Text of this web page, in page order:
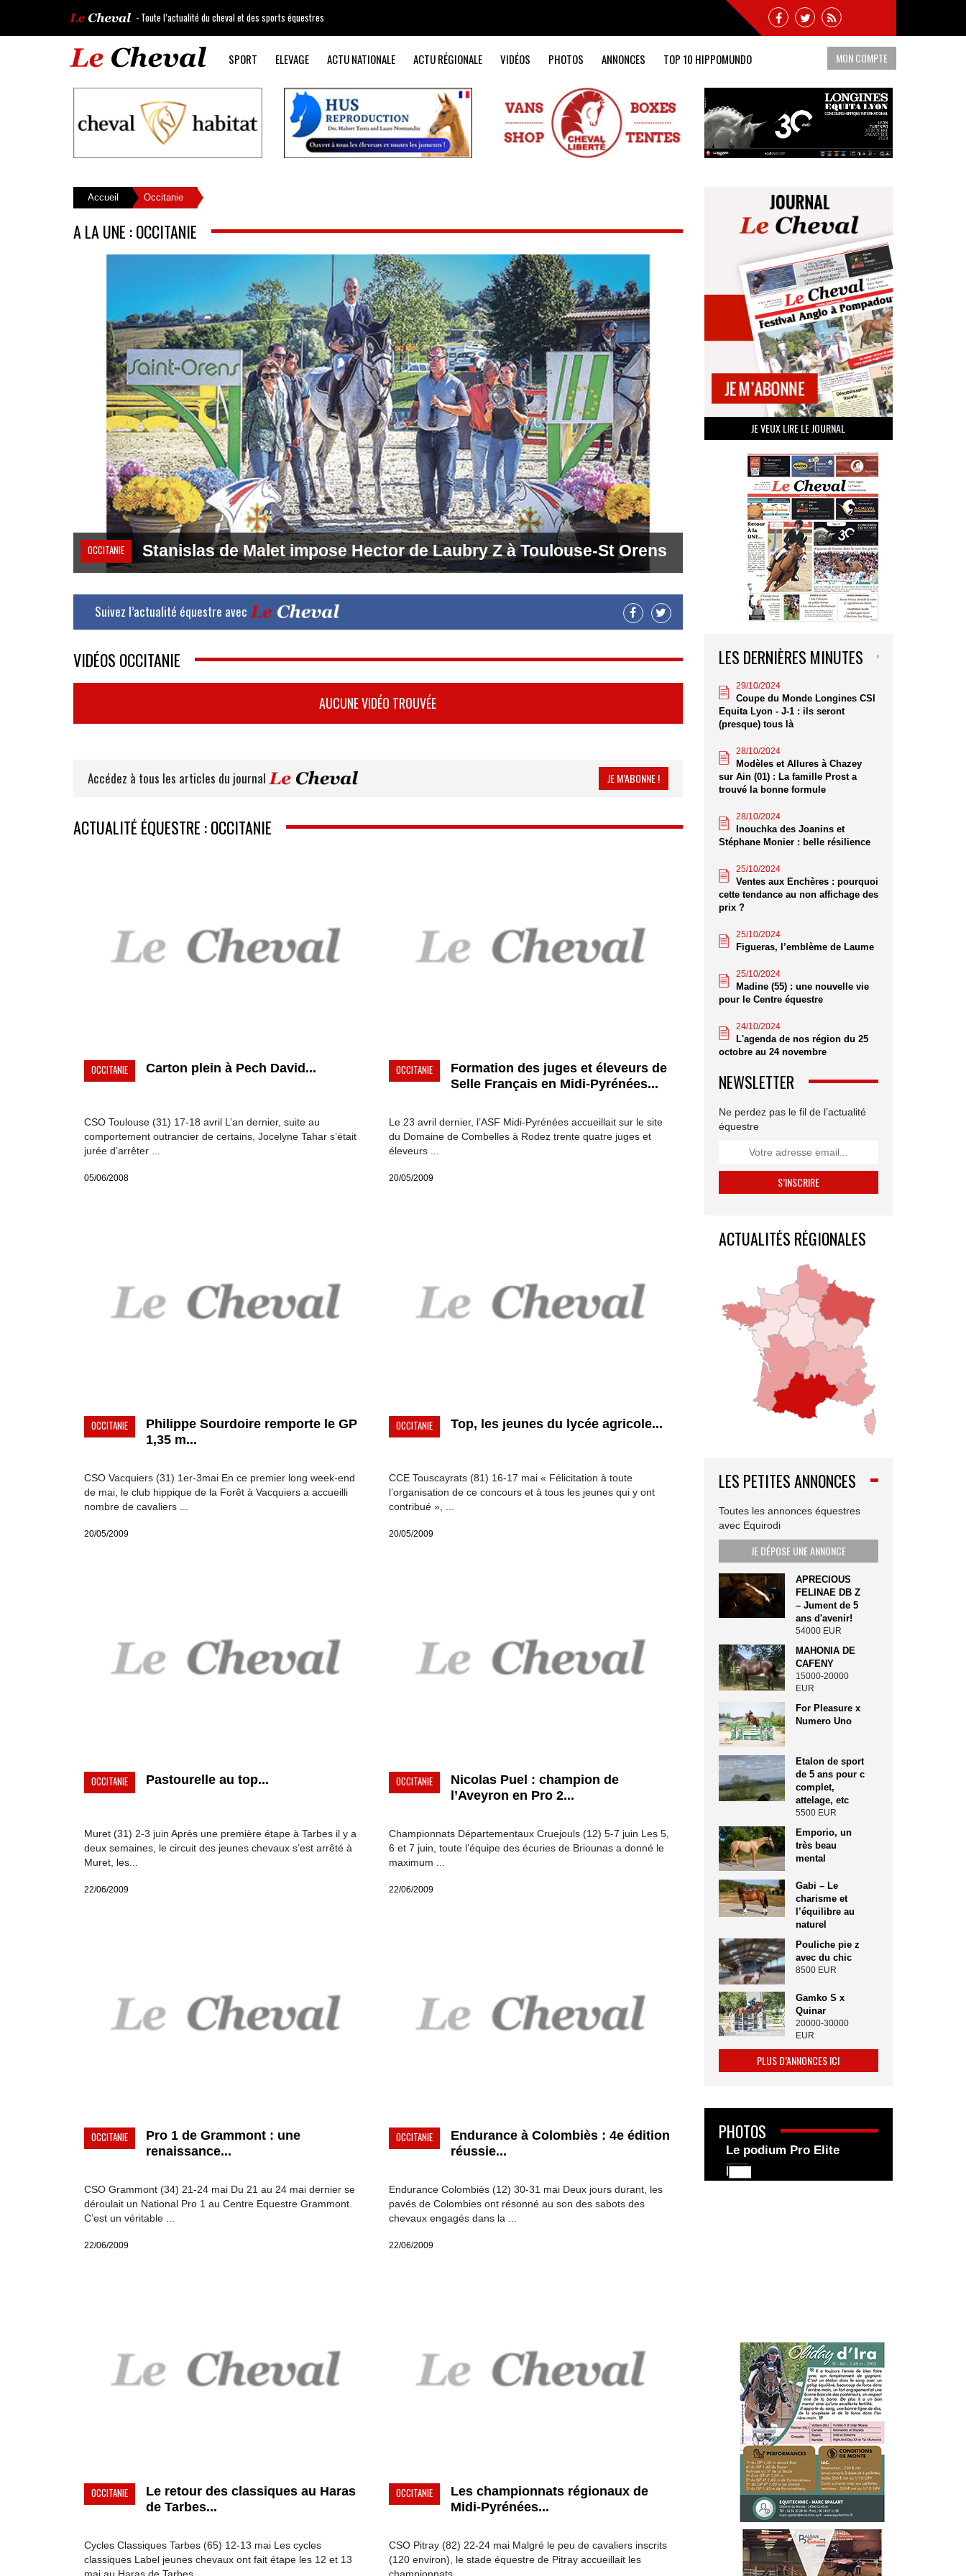
- Toute l’actualité du cheval et des sports équestres
SPORT ELEVAGE ACTU NATIONALE ACTU RÉGIONALE VIDÉOS PHOTOS ANNONCES TOP 10 HIPPOMUNDO MON COMPTE
Accueil Occitanie
A LA UNE : OCCITANIE
OCCITANIE Stanislas de Malet impose Hector de Laubry Z à Toulouse-St Orens
Suivez l’actualité équestre avec
VIDÉOS OCCITANIE
AUCUNE VIDÉO TROUVÉE
Accédez à tous les articles du journal JE M’ABONNE !
ACTUALITÉ ÉQUESTRE : OCCITANIE
OCCITANIE Carton plein à Pech David...
CSO Toulouse (31) 17-18 avril L’an dernier, suite au
comportement outrancier de certains, Jocelyne Tahar s’était
jurée d’arrêter ...
05/06/2008
OCCITANIE
Formation des juges et éleveurs de
Selle Français en Midi-Pyrénées...
Le 23 avril dernier, l’ASF Midi-Pyrénées accueillait sur le site
du Domaine de Combelles à Rodez trente quatre juges et
éleveurs ...
20/05/2009
OCCITANIE
Philippe Sourdoire remporte le GP
1,35 m...
CSO Vacquiers (31) 1er-3mai En ce premier long week-end
de mai, le club hippique de la Forêt à Vacquiers a accueilli
nombre de cavaliers ...
20/05/2009
OCCITANIE Top, les jeunes du lycée agricole...
CCE Touscayrats (81) 16-17 mai « Félicitation à toute
l’organisation de ce concours et à tous les jeunes qui y ont
contribué », ...
20/05/2009
OCCITANIE Pastourelle au top...
Muret (31) 2-3 juin Après une première étape à Tarbes il y a
deux semaines, le circuit des jeunes chevaux s’est arrêté à
Muret, les...
22/06/2009
OCCITANIE
Nicolas Puel : champion de
l’Aveyron en Pro 2...
Championnats Départementaux Cruejouls (12) 5-7 juin Les 5,
6 et 7 juin, toute l’équipe des écuries de Briounas a donné le
maximum ...
22/06/2009
OCCITANIE
Pro 1 de Grammont : une
renaissance...
CSO Grammont (34) 21-24 mai Du 21 au 24 mai dernier se
déroulait un National Pro 1 au Centre Equestre Grammont.
C’est un véritable ...
22/06/2009
OCCITANIE
Endurance à Colombiès : 4e édition
réussie...
Endurance Colombiès (12) 30-31 mai Deux jours durant, les
pavés de Colombies ont résonné au son des sabots des
chevaux engagés dans la ...
22/06/2009
OCCITANIE
Le retour des classiques au Haras
de Tarbes...
Cycles Classiques Tarbes (65) 12-13 mai Les cycles
classiques Label jeunes chevaux ont fait étape les 12 et 13
OCCITANIE
Les championnats régionaux de
Midi-Pyrénées...
CSO Pitray (82) 22-24 mai Malgré le peu de cavaliers inscrits
(120 environ), le stade équestre de Pitray accueillait les
JE VEUX LIRE LE JOURNAL
LES DERNIÈRES MINUTES
29/10/2024
Coupe du Monde Longines CSI
Equita Lyon - J-1 : ils seront
(presque) tous là
28/10/2024
Modèles et Allures à Chazey
sur Ain (01) : La famille Prost a
trouvé la bonne formule
28/10/2024
Inouchka des Joanins et
Stéphane Monier : belle résilience
25/10/2024
Ventes aux Enchères : pourquoi
cette tendance au non affichage des
prix ?
25/10/2024
Figueras, l’emblème de Laume
25/10/2024
Madine (55) : une nouvelle vie
pour le Centre équestre
24/10/2024
L'agenda de nos région du 25
octobre au 24 novembre
NEWSLETTER
Ne perdez pas le fil de l’actualité
équestre
ACTUALITÉS RÉGIONALES
LES PETITES ANNONCES
Toutes les annonces équestres
avec Equirodi
JE DÉPOSE UNE ANNONCE
APRECIOUS
FELINAE DB Z
– Jument de 5
ans d'avenir!
54000 EUR
MAHONIA DE
CAFENY
15000-20000
EUR
For Pleasure x
Numero Uno
Etalon de sport
de 5 ans pour c
complet,
attelage, etc
5500 EUR
Emporio, un
très beau
mental
Gabi – Le
charisme et
l’équilibre au
naturel
Pouliche pie z
avec du chic
8500 EUR
Gamko S x
Quinar
20000-30000
EUR
PLUS D’ANNONCES ICI
PHOTOS
Le podium Pro Elite